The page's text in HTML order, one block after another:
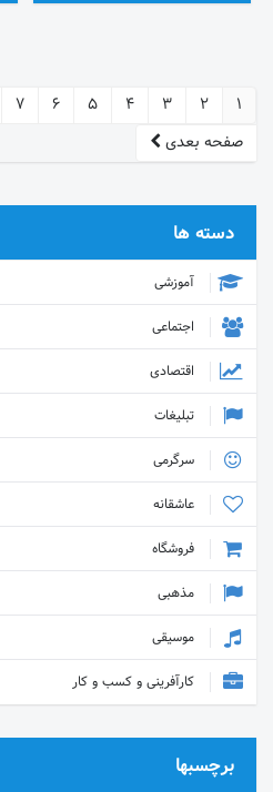
1
2
3
4
5
6
7
صفحه بعدی
دسته ها
آموزشی
اجتماعی
اقتصادی
تبلیغات
سرگرمی
عاشقانه
فروشگاه
مذهبی
موسیقی
کارآفرینی و کسب و کار
برچسبها